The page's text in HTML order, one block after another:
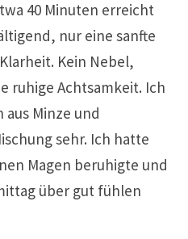
40 Minuten erreicht
nur eine sanfte
Kein Nebel,
ruhige Achtsamkeit. Ich
Minze und
sehr. Ich hatte
Magen beruhigte und
über gut fühlen